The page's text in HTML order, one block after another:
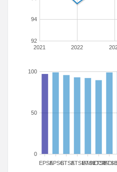
2021 2022
92
94
EPSAEPSGETSAETSIAMN
ETSICCP
ETSIADI
0
50
100